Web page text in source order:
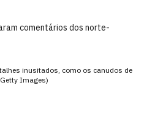
comentários dos norte-
inusitados, como os canudos de
Images)